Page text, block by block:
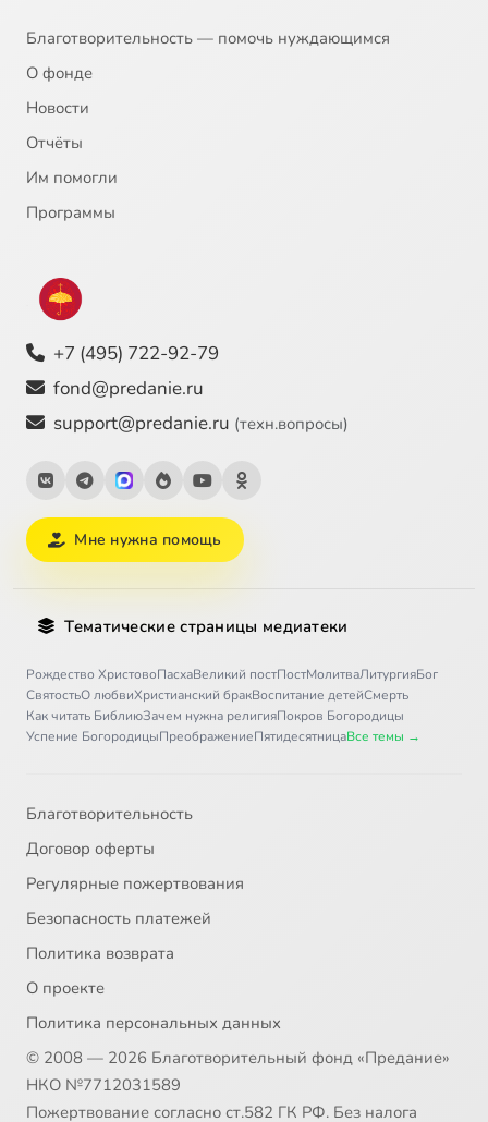
Благотворительность — помочь нуждающимся
О фонде
Новости
Отчёты
Им помогли
Программы
+7 (495) 722-92-79
fond@predanie.ru
support@predanie.ru (техн.вопросы)
Мне нужна помощь
Тематические страницы медиатеки
Рождество ХристовоПасхаВеликий постПостМолитваЛитургияБог
СвятостьО любвиХристианский бракВоспитание детейСмерть
Как читать БиблиюЗачем нужна религияПокров Богородицы
Успение БогородицыПреображениеПятидесятницаВсе темы →
Благотворительность
Договор оферты
Регулярные пожертвования
Безопасность платежей
Политика возврата
О проекте
Политика персональных данных
© 2008 — 2026 Благотворительный фонд «Предание»
НКО №7712031589
Пожертвование согласно ст.582 ГК РФ. Без налога